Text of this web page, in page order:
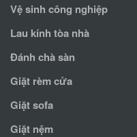
Vệ sinh công nghiệp
Lau kính tòa nhà
Đánh chà sàn
Giặt rèm cửa
Giặt sofa
Giặt nệm